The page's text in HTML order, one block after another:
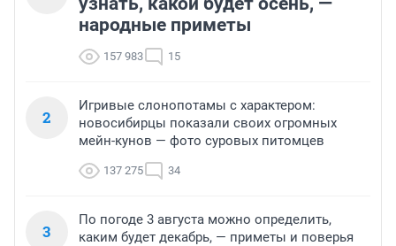
народные приметы
157 983 15
2
Игривые слонопотамы с характером:
новосибирцы показали своих огромных
мейн-кунов — фото суровых питомцев
137 275 34
3
По погоде 3 августа можно определить,
каким будет декабрь, — приметы и поверья